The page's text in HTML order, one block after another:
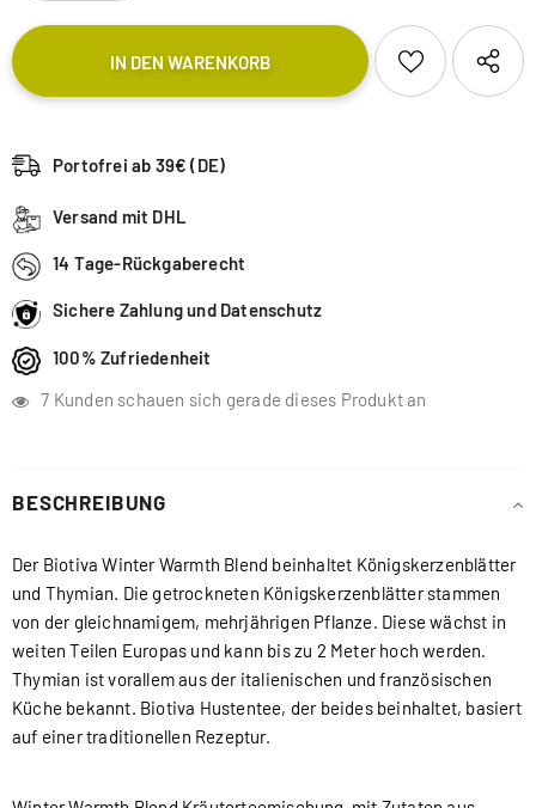
Portofrei ab 39€ (DE)
Versand mit DHL
14 Tage-Rückgaberecht
Sichere Zahlung und Datenschutz
100% Zufriedenheit
7 Kunden schauen sich gerade dieses Produkt an
BESCHREIBUNG
Der Biotiva Winter Warmth Blend beinhaltet Königskerzenblätter
und Thymian. Die getrockneten Königskerzenblätter stammen
von der gleichnamigem, mehrjährigen Pflanze. Diese wächst in
weiten Teilen Europas und kann bis zu 2 Meter hoch werden.
Thymian ist vorallem aus der italienischen und französischen
Küche bekannt. Biotiva Hustentee, der beides beinhaltet, basiert
auf einer traditionellen Rezeptur.